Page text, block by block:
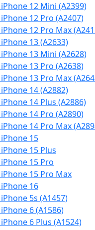
12 Mini (A2399)
12 Pro (A2407)
12 Pro Max
13 (A2633)
13 Mini (A2628)
13 Pro (A2638)
13 Pro Max
14 (A2882)
14 Plus (A2886)
14 Pro (A2890)
14 Pro Max
15
15 Plus
15 Pro
15 Pro Max
16
5s (A1457)
6 (A1586)
6 Plus (A1524)